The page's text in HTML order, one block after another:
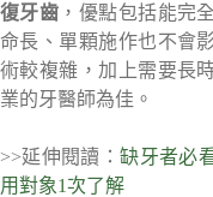
復牙齒 ，優點包括能完
命長、單顆施作也不會
術較複雜，加上需要長
業的牙醫師為佳。
>>延伸閱讀：缺牙者必
用對象1次了解